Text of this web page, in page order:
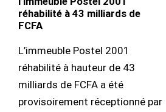
réhabilité à 43 milliards de
FCFA
L’immeuble Postel 2001
réhabilité à hauteur de 43
milliards de FCFA a été
provisoirement réceptionné par